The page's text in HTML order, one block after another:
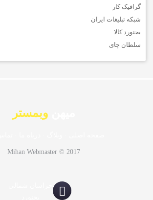
گرافیک کار
شبکه تبلیغات ایران
بجنورد کالا
سلطان چای
وبمستر
Mihan Webmaster © 2017